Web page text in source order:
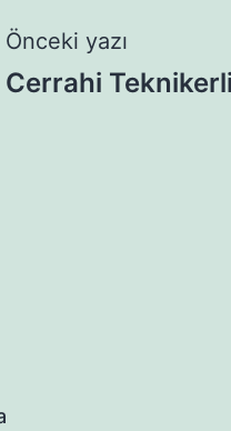
Önceki yazı
Cerrahi